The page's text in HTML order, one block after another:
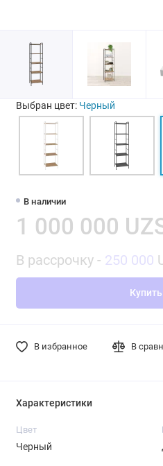
В наличии
1 000 000
В рассрочку - 250 000
Купить
В избранное В
Выбран цвет: Черный
Характеристики
Цвет
Черный